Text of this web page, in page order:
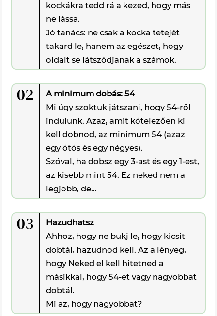
kockákra tedd rá a kezed, hogy más
ne lássa.
Jó tanács: ne csak a kocka tetejét
takard le, hanem az egészet, hogy
oldalt se látszódjanak a számok.
02
A minimum dobás: 54
Mi úgy szoktuk játszani, hogy 54-ről
indulunk. Azaz, amit kötelezően ki
kell dobnod, az minimum 54 (azaz
egy ötös és egy négyes).
Szóval, ha dobsz egy 3-ast és egy 1-est,
az kisebb mint 54. Ez neked nem a
legjobb, de...
03
Hazudhatsz
Ahhoz, hogy ne bukj le, hogy kicsit
dobtál, hazudnod kell. Az a lényeg,
hogy Neked el kell hitetned a
másikkal, hogy 54-et vagy nagyobbat
dobtál.
Mi az, hogy nagyobbat?